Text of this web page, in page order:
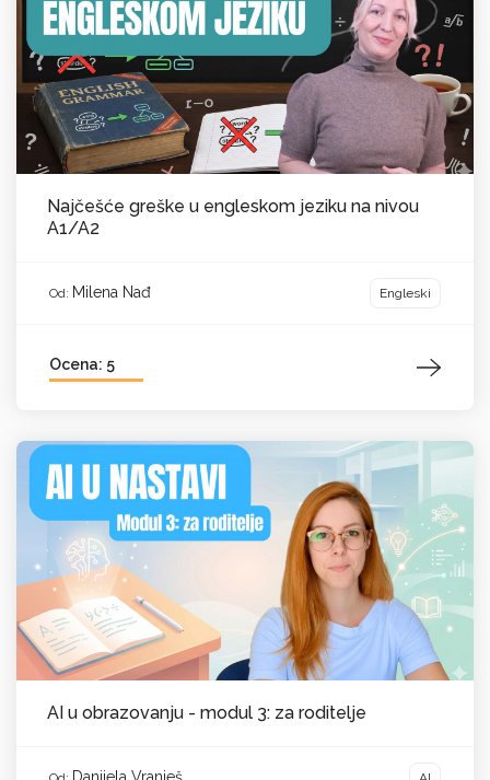
Najčešće greške u engleskom jeziku na nivou
A1/A2
Od: Milena Nađ Engleski
Ocena: 5
AI u obrazovanju - modul 3: za roditelje